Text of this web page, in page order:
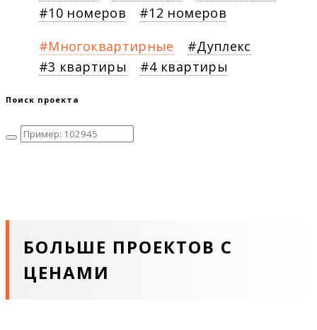
10 номеров
12 номеров
Многоквартирные
Дуплекс
3 квартиры
4 квартиры
Поиск проекта
БОЛЬШЕ ПРОЕКТОВ С
ЦЕНАМИ